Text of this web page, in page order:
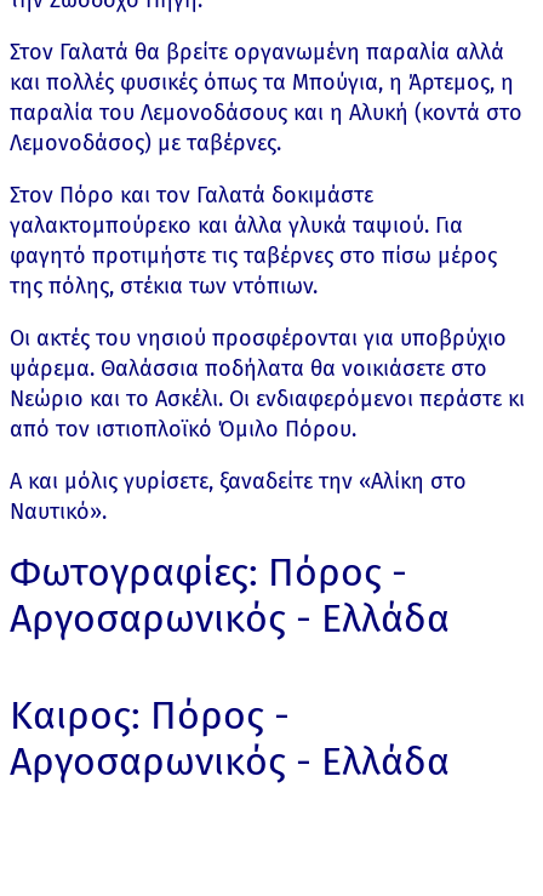
Στον Γαλατά θα βρείτε οργανωμένη παραλία αλλά
και πολλές φυσικές όπως τα Μπούγια, η Άρτεμος, η
παραλία του Λεμονοδάσους και η Αλυκή (κοντά στο
Λεμονοδάσος) με ταβέρνες.
Στον Πόρο και τον Γαλατά δοκιμάστε
γαλακτομπούρεκο και άλλα γλυκά ταψιού. Για
φαγητό προτιμήστε τις ταβέρνες στο πίσω μέρος
της πόλης, στέκια των ντόπιων.
Οι ακτές του νησιού προσφέρονται για υποβρύχιο
ψάρεμα. Θαλάσσια ποδήλατα θα νοικιάσετε στο
Νεώριο και το Ασκέλι. Οι ενδιαφερόμενοι περάστε κι
από τον ιστιοπλοϊκό Όμιλο Πόρου.
Α και μόλις γυρίσετε, ξαναδείτε την «Αλίκη στο
Ναυτικό».
Φωτογραφίες: Πόρος -
Αργοσαρωνικός - Ελλάδα
Καιρος: Πόρος -
Αργοσαρωνικός - Ελλάδα